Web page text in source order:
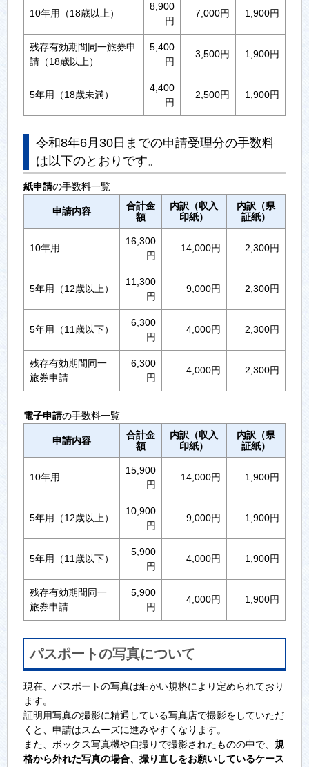
10年用（18歳以上）
8,900
円
7,000円 1,900円
残存有効期間同一旅券申
請（18歳以上）
5,400
円
3,500円 1,900円
5年用（18歳未満）
4,400
円
2,500円 1,900円
令和8年6月30日までの申請受理分の手数料
は以下のとおりです。
紙申請の手数料一覧
申請内容
合計金
額
内訳（収入
印紙）
内訳（県
証紙）
10年用
16,300
円
14,000円 2,300円
5年用（12歳以上）
11,300
円
9,000円 2,300円
5年用（11歳以下）
6,300
円
4,000円 2,300円
残存有効期間同一
旅券申請
6,300
円
4,000円 2,300円
電子申請の手数料一覧
申請内容
合計金
額
内訳（収入
印紙）
内訳（県
証紙）
10年用
15,900
円
14,000円 1,900円
5年用（12歳以上）
10,900
円
9,000円 1,900円
5年用（11歳以下）
5,900
円
4,000円 1,900円
残存有効期間同一
旅券申請
5,900
円
4,000円 1,900円
パスポートの写真について
現在、パスポートの写真は細かい規格により定められており
ます。
証明用写真の撮影に精通している写真店で撮影をしていただ
くと、申請はスムーズに進みやすくなります。
また、ボックス写真機や自撮りで撮影されたものの中で、 規
格から外れた写真の場合、撮り直しをお願いしているケース